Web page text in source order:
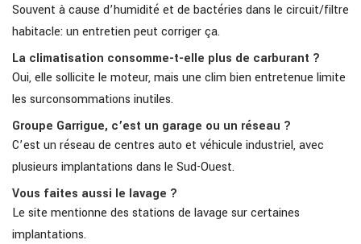
Souvent à cause d’humidité et de bactéries dans le circuit/filtre
habitacle: un entretien peut corriger ça.
La climatisation consomme-t-elle plus de carburant ?
Oui, elle sollicite le moteur, mais une clim bien entretenue limite
les surconsommations inutiles.
Groupe Garrigue, c’est un garage ou un réseau ?
C’est un réseau de centres auto et véhicule industriel, avec
plusieurs implantations dans le Sud-Ouest.
Vous faites aussi le lavage ?
Le site mentionne des stations de lavage sur certaines
implantations.